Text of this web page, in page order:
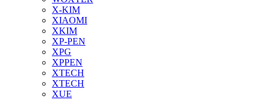
X-KIM
XIAOMI
XKIM
XP-PEN
XPG
XPPEN
XTECH
XTECH
XUE